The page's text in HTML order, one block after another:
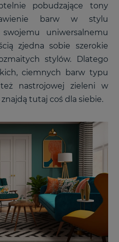
pobudzające tony
barw w stylu
uniwersalnemu
zjedna sobie szerokie
stylów. Dlatego
ciemnych barw typu
nastrojowej zieleni w
tutaj coś dla siebie.